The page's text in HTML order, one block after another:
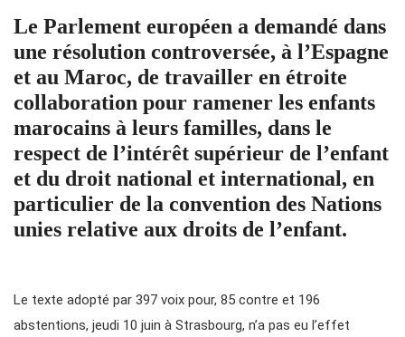
Le Parlement européen a demandé dans
une résolution controversée, à l’Espagne
et au Maroc, de travailler en étroite
collaboration pour ramener les enfants
marocains à leurs familles, dans le
respect de l’intérêt supérieur de l’enfant
et du droit national et international, en
particulier de la convention des Nations
unies relative aux droits de l’enfant.
Le texte adopté par 397 voix pour, 85 contre et 196
abstentions, jeudi 10 juin à Strasbourg, n’a pas eu l’effet